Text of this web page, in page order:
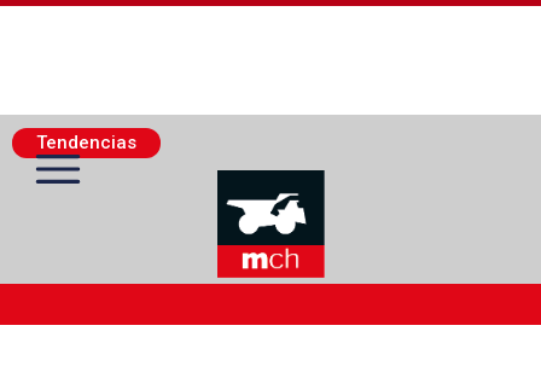
Tendencias
Actualidad Minera